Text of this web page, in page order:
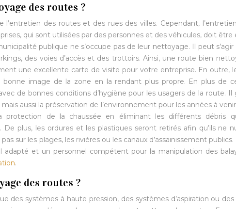
des routes ?
l’entretien des routes et des rues des villes. Cependant,
qui sont utilisées par des personnes et des véhicules, doit
publique ne s’occupe pas de leur nettoyage. Il peut s’agir
des voies d’accès et des trottoirs. Ainsi, une route bien
une excellente carte de visite pour votre entreprise. En outre,
image de la zone en la rendant plus propre. En plus de
de bonnes conditions d’hygiène pour les usagers de la route. Il
aussi la préservation de l’environnement pour les années à
protection de la chaussée en éliminant les différents débris
plus, les ordures et les plastiques seront retirés afin qu’ils ne
sur les plages, les rivières ou les canaux d’assainissement
et un personnel compétent pour la manipulation des
.
des routes ?
des systèmes à haute pression, des systèmes d’aspiration ou